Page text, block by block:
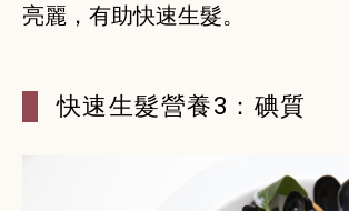
亮麗，有助快速生髮。
快速生髮營養3：碘質